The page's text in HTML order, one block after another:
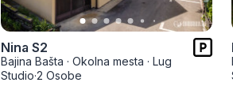
Nina S2
Bajina Bašta · Okolna mesta · Lug
Studio·2 Osobe